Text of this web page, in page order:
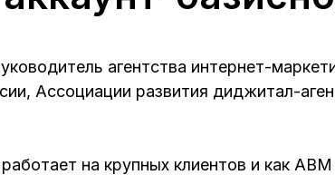
агентства интернет-
Ассоциации развития диджитал-
на крупных клиентов и как